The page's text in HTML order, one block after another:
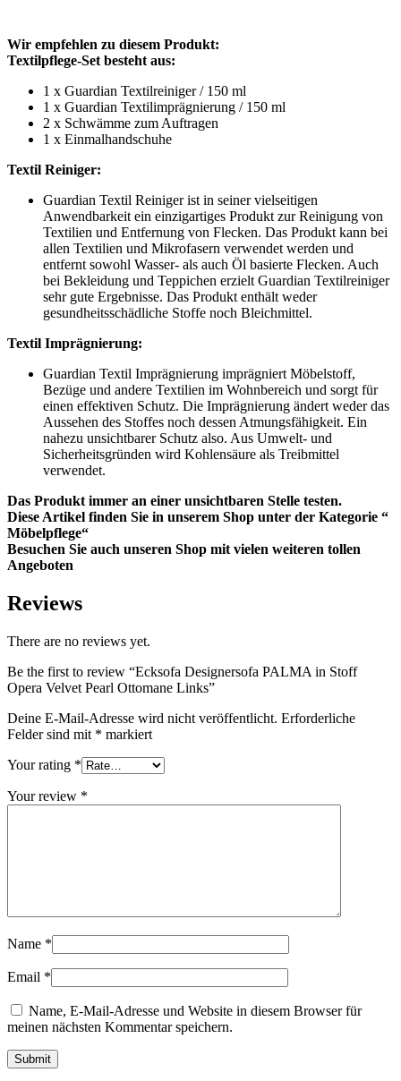
Wir empfehlen zu diesem Produkt:
Textilpflege-Set besteht aus:
1 x Guardian Textilreiniger / 150 ml
1 x Guardian Textilimprägnierung / 150 ml
2 x Schwämme zum Auftragen
1 x Einmalhandschuhe
Textil Reiniger:
Guardian Textil Reiniger ist in seiner vielseitigen
Anwendbarkeit ein einzigartiges Produkt zur Reinigung von
Textilien und Entfernung von Flecken. Das Produkt kann bei
allen Textilien und Mikrofasern verwendet werden und
entfernt sowohl Wasser- als auch Öl basierte Flecken. Auch
bei Bekleidung und Teppichen erzielt Guardian Textilreiniger
sehr gute Ergebnisse. Das Produkt enthält weder
gesundheitsschädliche Stoffe noch Bleichmittel.
Textil Imprägnierung:
Guardian Textil Imprägnierung imprägniert Möbelstoff,
Bezüge und andere Textilien im Wohnbereich und sorgt für
einen effektiven Schutz. Die Imprägnierung ändert weder das
Aussehen des Stoffes noch dessen Atmungsfähigkeit. Ein
nahezu unsichtbarer Schutz also. Aus Umwelt- und
Sicherheitsgründen wird Kohlensäure als Treibmittel
verwendet.
Das Produkt immer an einer unsichtbaren Stelle testen.
Diese Artikel finden Sie in unserem Shop unter der Kategorie “
Möbelpflege“
Besuchen Sie auch unseren Shop mit vielen weiteren tollen
Angeboten
Reviews
There are no reviews yet.
Be the first to review “Ecksofa Designersofa PALMA in Stoff
Opera Velvet Pearl Ottomane Links”
Deine E-Mail-Adresse wird nicht veröffentlicht. Erforderliche
Felder sind mit * markiert
Your rating *
Your review *
Name *
Email *
Name, E-Mail-Adresse und Website in diesem Browser für
meinen nächsten Kommentar speichern.